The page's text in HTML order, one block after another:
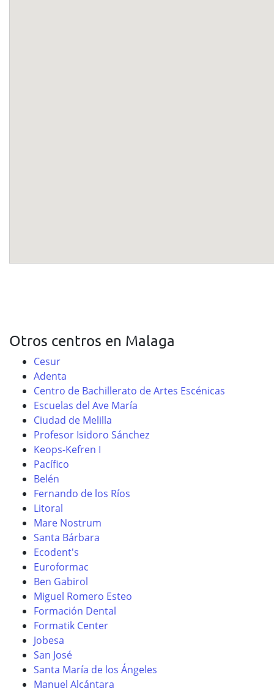
Otros centros en Malaga
Cesur
Adenta
Centro de Bachillerato de Artes Escénicas
Escuelas del Ave María
Ciudad de Melilla
Profesor Isidoro Sánchez
Keops-Kefren I
Pacífico
Belén
Fernando de los Ríos
Litoral
Mare Nostrum
Santa Bárbara
Ecodent's
Euroformac
Ben Gabirol
Miguel Romero Esteo
Formación Dental
Formatik Center
Jobesa
San José
Santa María de los Ángeles
Manuel Alcántara